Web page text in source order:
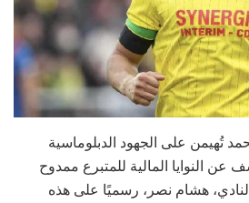
تُهيمن على الجهود الدبلوماسية
عن النوايا المالية للمتبرع ممدوح
هشام نصر، رسميًا على هذه